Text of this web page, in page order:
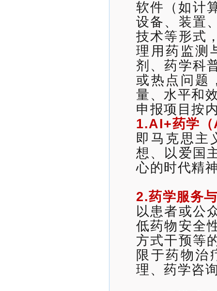
软件（如计
设备、装置
技术等形式
理用药监测
剂、药学科
或热点问题
量、水平和
申报项目按
1.AI+药学（
即马克思主
想、以爱国
心的时代精
2.药学服务
以患者或公
低药物安全
方式干预等
限于药物治
理、药学咨